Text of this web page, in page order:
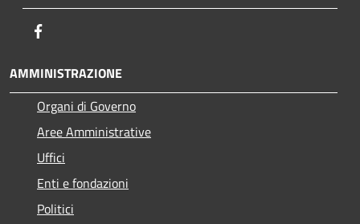
AMMINISTRAZIONE
Organi di Governo
Aree Amministrative
Uffici
Enti e fondazioni
Politici